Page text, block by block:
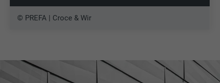
© PREFA | Croce & Wir